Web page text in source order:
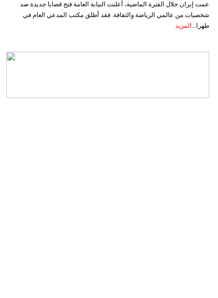
عمت إيران خلال الفترة الماضية، أعلنت النيابة العامة فتح قضايا جديدة ضد
شخصيات من عالمي الرياضة والثقافة. فقد أطلق مكتب المدعي العام في
طهرا... المزيد